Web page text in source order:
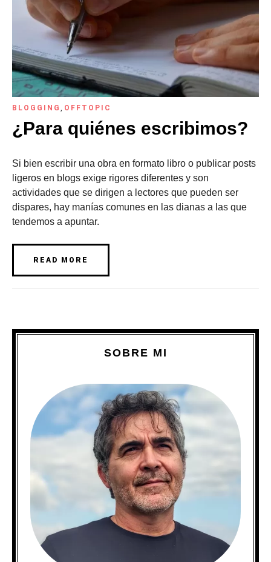
BLOGGING , OFFTOPIC
¿Para quiénes escribimos?
Si bien escribir una obra en formato libro o publicar posts
ligeros en blogs exige rigores diferentes y son
actividades que se dirigen a lectores que pueden ser
dispares, hay manías comunes en las dianas a las que
tendemos a apuntar.
READ MORE
SOBRE MI